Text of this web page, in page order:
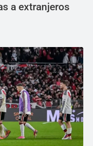
a extranjeros